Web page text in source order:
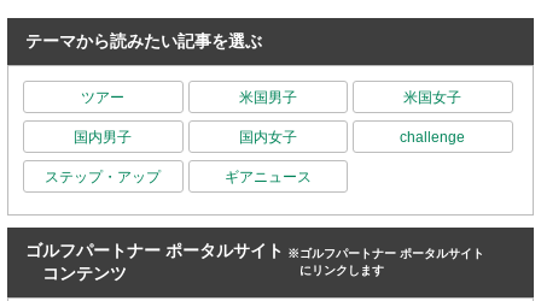
テーマから読みたい記事を選ぶ
ツアー 米国男子 米国女子
国内男子 国内女子 challenge
ステップ・アップ ギアニュース
ゴルフパートナー ポータルサイト
コンテンツ
※ゴルフパートナー ポータルサイト
にリンクします